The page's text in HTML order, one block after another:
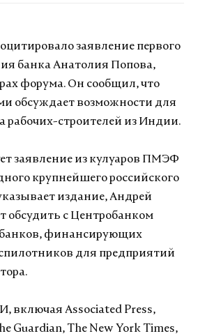
заявление первого
банка Анатолия Попова,
форума. Он сообщил, что
обсуждает возможности для
рабочих-строителей из Индии.
заявление из кулуаров ПМЭФ
крупнейшего российского
издание, Андрей
обсудить с Центробанком
финансирующих
для предприятий
включая Associated Press,
Guardian, The New York Times,